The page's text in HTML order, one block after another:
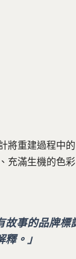
將重建過程中
充滿生機的色
故事的品牌
釋。」